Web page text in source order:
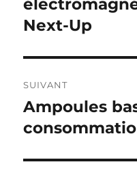
Next-Up
SUIVANT
Publication
suivante :
Ampoules